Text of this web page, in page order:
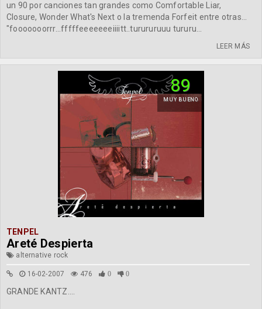
un 90 por canciones tan grandes como Comfortable Liar,
Closure, Wonder What's Next o la tremenda Forfeit entre otras...
"fooooooorrr...fffffeeeeeeeiiiitt..turururuuu tururu...
LEER MÁS
89
MUY BUENO
TENPEL
Areté Despierta
alternative rock
16-02-2007 476 0 0
GRANDE KANTZ....